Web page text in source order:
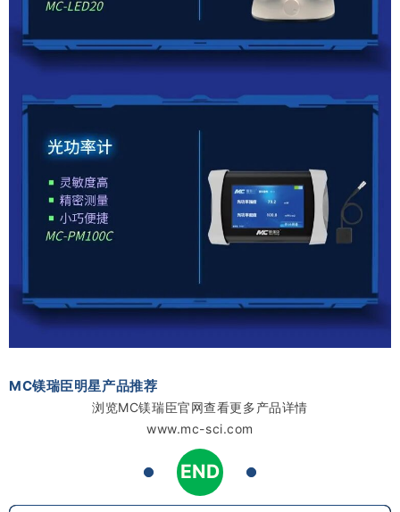
MC镁瑞臣明星产品推荐
浏览MC镁瑞臣官网查看更多产品详情
www.mc-sci.com
END